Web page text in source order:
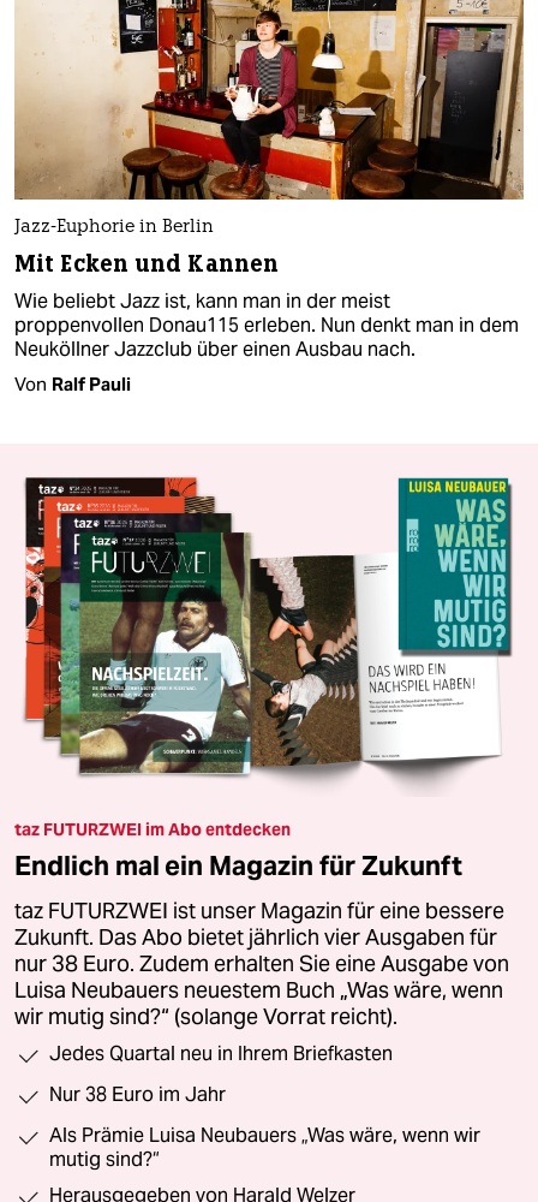
Jazz-Euphorie in Berlin
Mit Ecken und Kannen
Wie beliebt Jazz ist, kann man in der meist
proppenvollen Donau115 erleben. Nun denkt man in dem
Neuköllner Jazzclub über einen Ausbau nach.
Von Ralf Pauli
taz FUTURZWEI im Abo entdecken
Endlich mal ein Magazin für Zukunft
taz FUTURZWEI ist unser Magazin für eine bessere
Zukunft. Das Abo bietet jährlich vier Ausgaben für
nur 38 Euro. Zudem erhalten Sie eine Ausgabe von
Luisa Neubauers neuestem Buch „Was wäre, wenn
wir mutig sind?“ (solange Vorrat reicht).
Jedes Quartal neu in Ihrem Briefkasten
Nur 38 Euro im Jahr
Als Prämie Luisa Neubauers „Was wäre, wenn wir
mutig sind?“
Herausgegeben von Harald Welzer